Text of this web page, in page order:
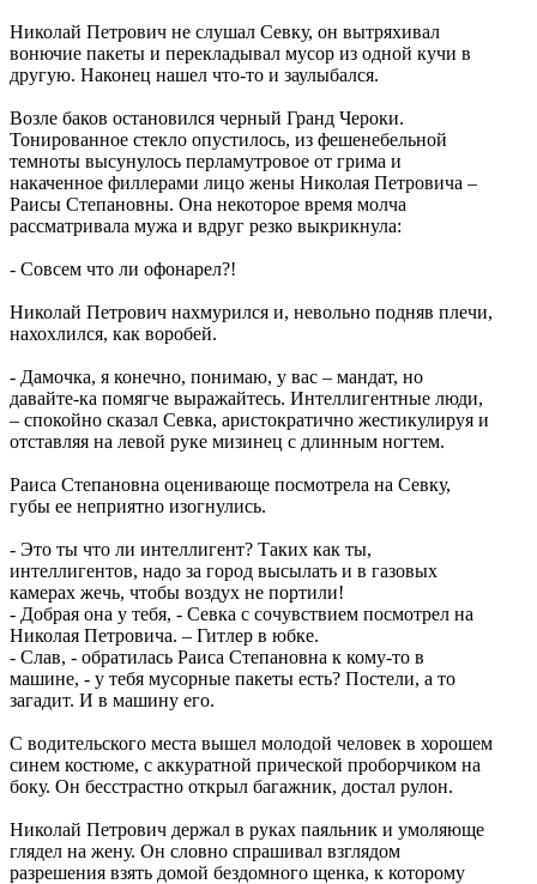
Николай Петрович не слушал Севку, он вытряхивал
вонючие пакеты и перекладывал мусор из одной кучи в
другую. Наконец нашел что-то и заулыбался.
Возле баков остановился черный Гранд Чероки.
Тонированное стекло опустилось, из фешенебельной
темноты высунулось перламутровое от грима и
накаченное филлерами лицо жены Николая Петровича –
Раисы Степановны. Она некоторое время молча
рассматривала мужа и вдруг резко выкрикнула:
- Совсем что ли офонарел?!
Николай Петрович нахмурился и, невольно подняв плечи,
нахохлился, как воробей.
- Дамочка, я конечно, понимаю, у вас – мандат, но
давайте-ка помягче выражайтесь. Интеллигентные люди,
– спокойно сказал Севка, аристократично жестикулируя и
отставляя на левой руке мизинец с длинным ногтем.
Раиса Степановна оценивающе посмотрела на Севку,
губы ее неприятно изогнулись.
- Это ты что ли интеллигент? Таких как ты,
интеллигентов, надо за город высылать и в газовых
камерах жечь, чтобы воздух не портили!
- Добрая она у тебя, - Севка с сочувствием посмотрел на
Николая Петровича. – Гитлер в юбке.
- Слав, - обратилась Раиса Степановна к кому-то в
машине, - у тебя мусорные пакеты есть? Постели, а то
загадит. И в машину его.
С водительского места вышел молодой человек в хорошем
синем костюме, с аккуратной прической проборчиком на
боку. Он бесстрастно открыл багажник, достал рулон.
Николай Петрович держал в руках паяльник и умоляюще
глядел на жену. Он словно спрашивал взглядом
разрешения взять домой бездомного щенка, к которому